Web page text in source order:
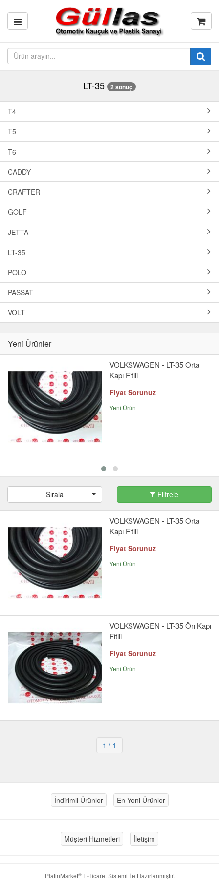
LT-35 2 sonuç
T4
T5
T6
CADDY
CRAFTER
GOLF
JETTA
LT-35
POLO
PASSAT
VOLT
Yeni Ürünler
VOLKSWAGEN - LT-35 Orta
Kapı Fitili
Fiyat Sorunuz
Yeni Ürün
Sırala Filtrele
VOLKSWAGEN - LT-35 Orta
Kapı Fitili
Fiyat Sorunuz
Yeni Ürün
VOLKSWAGEN - LT-35 Ön Kapı
Fitili
Fiyat Sorunuz
Yeni Ürün
1 / 1
İndirimli Ürünler En Yeni Ürünler
Müşteri Hizmetleri İletişim
PlatinMarket®E-Ticaret Sistemi İle Hazırlanmıştır.